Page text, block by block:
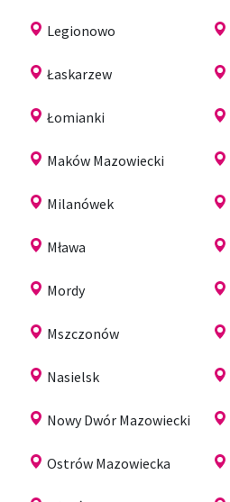
Legionowo
Łaskarzew
Łomianki
Maków Mazowiecki
Milanówek
Mława
Mordy
Mszczonów
Nasielsk
Nowy Dwór Mazowiecki
Ostrów Mazowiecka